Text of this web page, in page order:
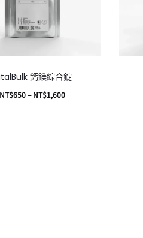
鈣鎂綜合錠
NT$650– NT$1,600